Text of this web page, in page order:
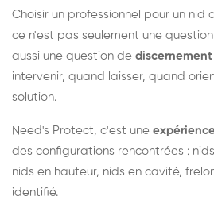
Choisir un professionnel pour un nid
ce n'est pas seulement une
aussi une question de discernement
intervenir, quand laisser, quand
solution.
Need's Protect, c'est une
des configurations rencontrées :
nids en hauteur, nids en cavité,
identifié.